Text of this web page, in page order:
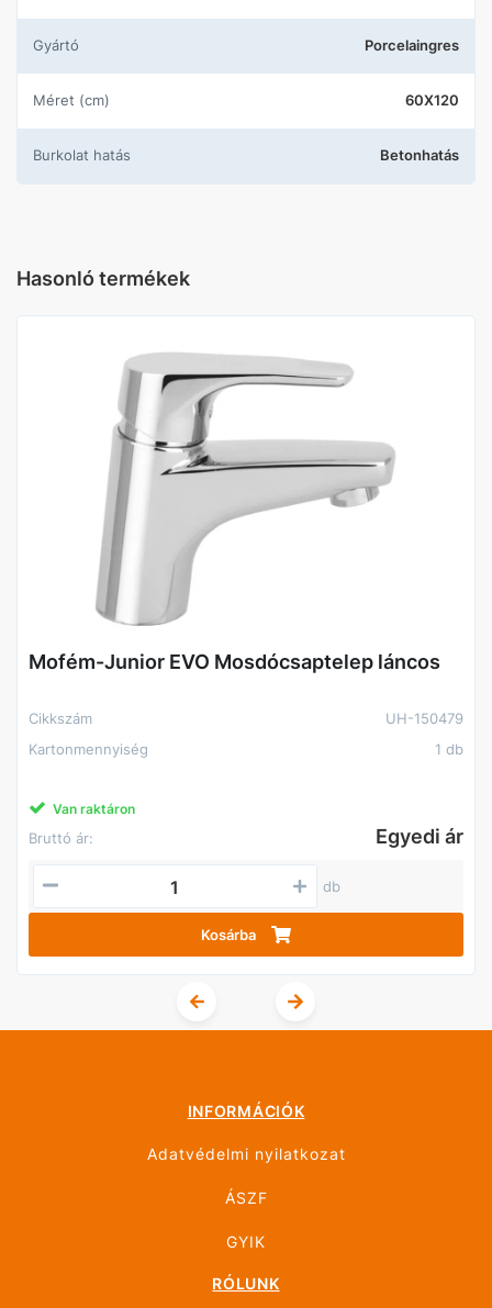
Gyártó Porcelaingres
Méret (cm) 60X120
Burkolat hatás Betonhatás
Hasonló termékek
Mofém-Junior EVO Mosdócsaptelep láncos
Cikkszám
UH-150479
Kartonmennyiség
1 db
Van raktáron
Bruttó ár: Egyedi ár
db
Kosárba
INFORMÁCIÓK
Adatvédelmi nyilatkozat
ÁSZF
GYIK
RÓLUNK